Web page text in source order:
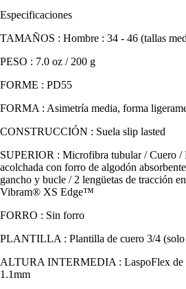
Especificaciones
TAMAÑOS : Hombre : 34 - 46 (tallas
PESO : 7.0 oz / 200 g
FORME : PD55
FORMA : Asimetría media, forma
CONSTRUCCIÓN : Suela slip lasted
SUPERIOR : Microfibra tubular / Cuero /
acolchada con forro de algodón
gancho y bucle / 2 lengüetas de tracción
Vibram® XS Edge™
FORRO : Sin forro
PLANTILLA : Plantilla de cuero 3/4 (solo
ALTURA INTERMEDIA : LaspoFlex de
1.1mm